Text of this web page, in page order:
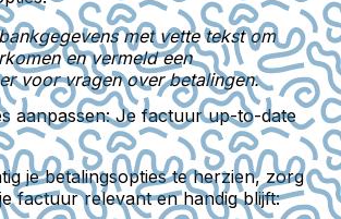
met vette tekst om
en vermeld een
voor vragen over betalingen.
aanpassen: Je factuur up-to-date
je betalingsopties te herzien, zorg
factuur relevant en handig blijft: